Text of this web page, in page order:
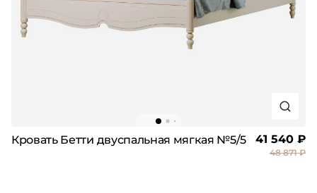
Кровать Бетти двуспальная мягкая №5/5 41 540 ₽
48 871 ₽